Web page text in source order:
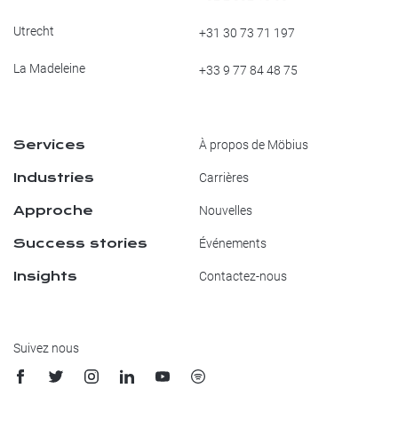
Utrecht +31 30 73 71 197
La Madeleine +33 9 77 84 48 75
Services
Industries
Approche
Success stories
Insights
À propos de Möbius
Carrières
Nouvelles
Événements
Contactez-nous
Suivez nous